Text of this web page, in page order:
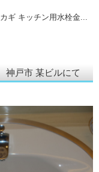
キッチン用水栓金...
戸市 某ビルにて